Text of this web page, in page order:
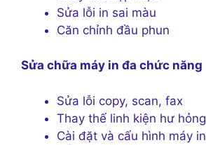
Sửa lỗi in sai màu
Căn chỉnh đầu phun
Sửa chữa máy in đa chức năng
Sửa lỗi copy, scan, fax
Thay thế linh kiện hư hỏng
Cài đặt và cấu hình máy in